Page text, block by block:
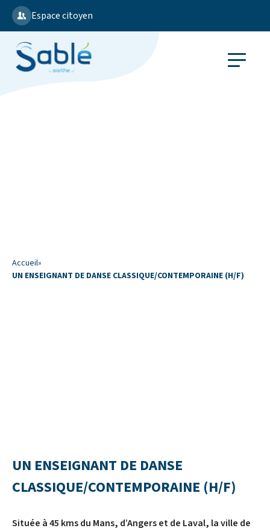
Espace citoyen
Accueil»
UN ENSEIGNANT DE DANSE CLASSIQUE/CONTEMPORAINE (H/F)
UN ENSEIGNANT DE DANSE
CLASSIQUE/CONTEMPORAINE (H/F)
Située à 45 kms du Mans, d’Angers et de Laval, la ville de